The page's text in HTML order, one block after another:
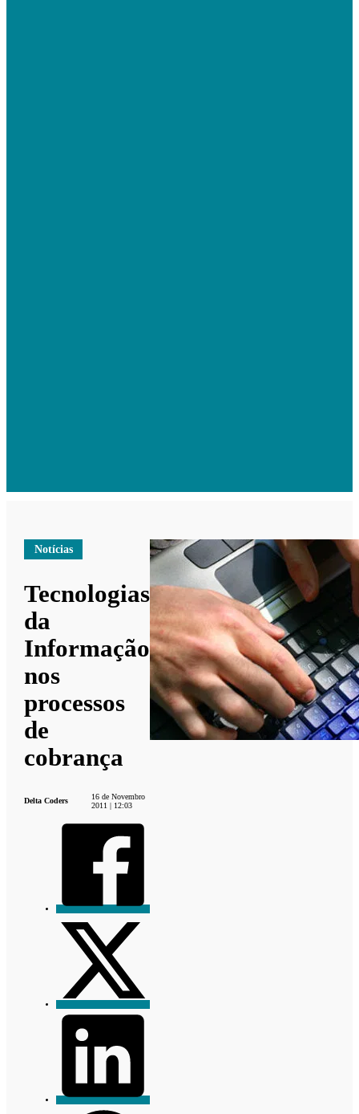
Notícias
Tecnologias
da
Informação
nos
processos
de
cobrança
Delta Coders
16 de Novembro
2011 | 12:03